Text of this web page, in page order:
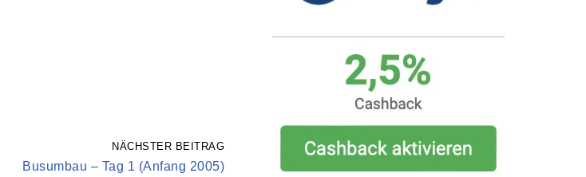
NÄCHSTER BEITRAG
Busumbau – Tag 1 (Anfang 2005)